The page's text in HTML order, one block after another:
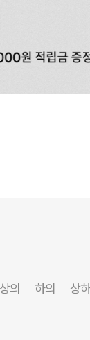
상의 하의 상